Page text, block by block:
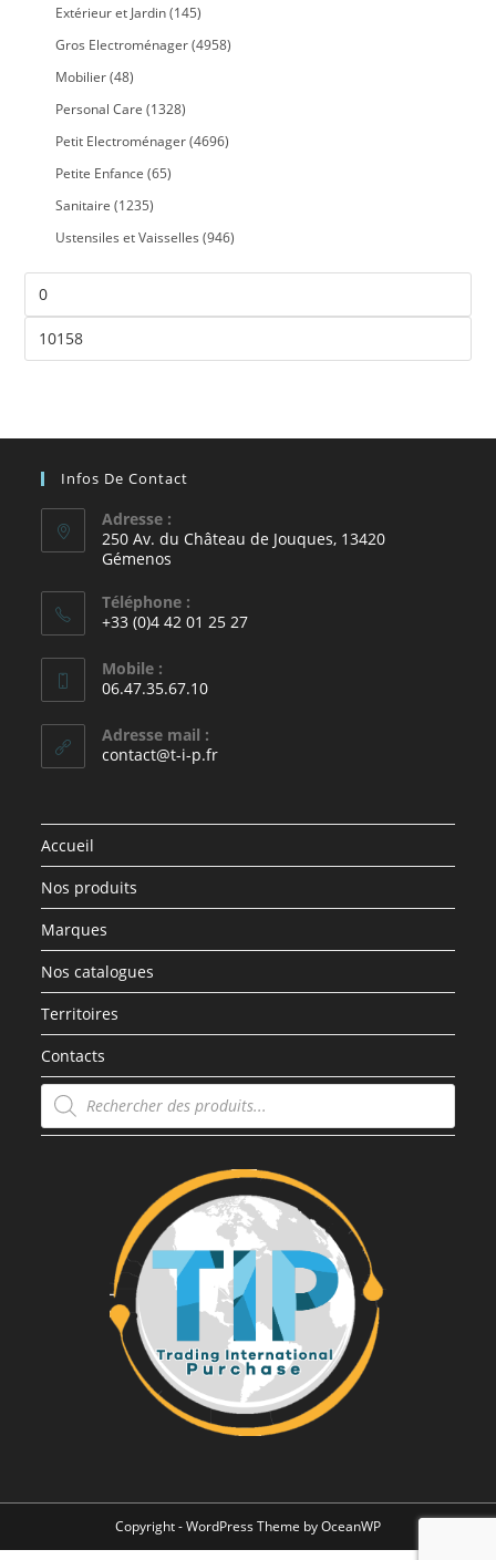
Extérieur et Jardin (145)
Gros Electroménager (4958)
Mobilier (48)
Personal Care (1328)
Petit Electroménager (4696)
Petite Enfance (65)
Sanitaire (1235)
Ustensiles et Vaisselles (946)
Infos De Contact
Adresse :
250 Av. du Château de Jouques, 13420
Gémenos
Téléphone :
+33 (0)4 42 01 25 27
Mobile :
06.47.35.67.10
Adresse mail :
contact@t-i-p.fr
Accueil
Nos produits
Marques
Nos catalogues
Territoires
Contacts
Recherche
de
produits
Copyright - WordPress Theme by OceanWP